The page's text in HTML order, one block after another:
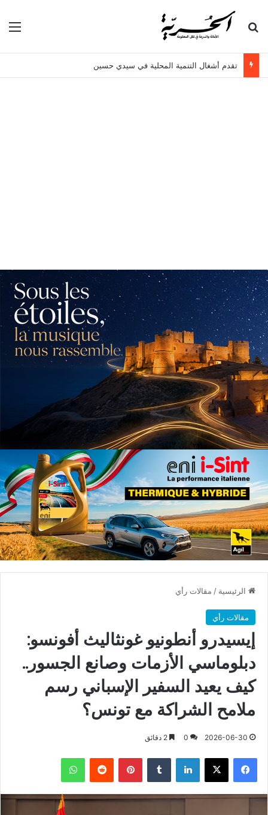
بحث عن
تقدم أشغال التنمية المحلية في سيدي حسين
الرئيسية / مقالات رأي
مقالات رأي
إيسيدرو أنطونيو غونثاليث أفونسو:
دبلوماسي الأزمات وصانع الجسور..
كيف يعيد السفير الإسباني رسم
ملامح الشراكة مع تونس؟
2026-06-30
0
فيسبوك X لينكدإن بينتيريست واتساب